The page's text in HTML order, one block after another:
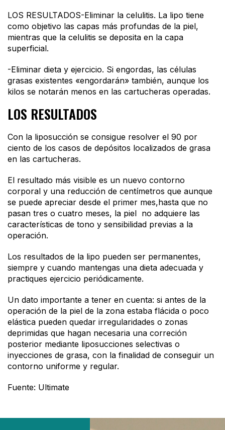
LOS RESULTADOS-Eliminar la celulitis. La lipo tiene
como objetivo las capas más profundas de la piel,
mientras que la celulitis se deposita en la capa
superficial.
-Eliminar dieta y ejercicio. Si engordas, las células
grasas existentes «engordarán» también, aunque los
kilos se notarán menos en las cartucheras operadas.
LOS RESULTADOS
Con la liposucción se consigue resolver el 90 por
ciento de los casos de depósitos localizados de grasa
en las cartucheras.
El resultado más visible es un nuevo contorno
corporal y una reducción de centímetros que aunque
se puede apreciar desde el primer mes,hasta que no
pasan tres o cuatro meses, la piel no adquiere las
características de tono y sensibilidad previas a la
operación.
Los resultados de la lipo pueden ser permanentes,
siempre y cuando mantengas una dieta adecuada y
practiques ejercicio periódicamente.
Un dato importante a tener en cuenta: si antes de la
operación de la piel de la zona estaba flácida o poco
elástica pueden quedar irregularidades o zonas
deprimidas que hagan necesaria una correción
posterior mediante liposucciones selectivas o
inyecciones de grasa, con la finalidad de conseguir un
contorno uniforme y regular.
Fuente: Ultimate